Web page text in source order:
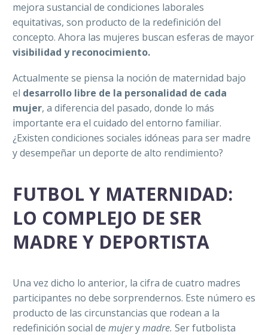
mejora sustancial de condiciones laborales
equitativas, son producto de la redefinición del
concepto. Ahora las mujeres buscan esferas de mayor
visibilidad y reconocimiento.
Actualmente se piensa la noción de maternidad bajo
el desarrollo libre de la personalidad de cada
mujer, a diferencia del pasado, donde lo más
importante era el cuidado del entorno familiar.
¿Existen condiciones sociales idóneas para ser madre
y desempeñar un deporte de alto rendimiento?
FUTBOL Y MATERNIDAD:
LO COMPLEJO DE SER
MADRE Y DEPORTISTA
Una vez dicho lo anterior, la cifra de cuatro madres
participantes no debe sorprendernos. Este número es
producto de las circunstancias que rodean a la
redefinición social de mujerymadre. Ser futbolista